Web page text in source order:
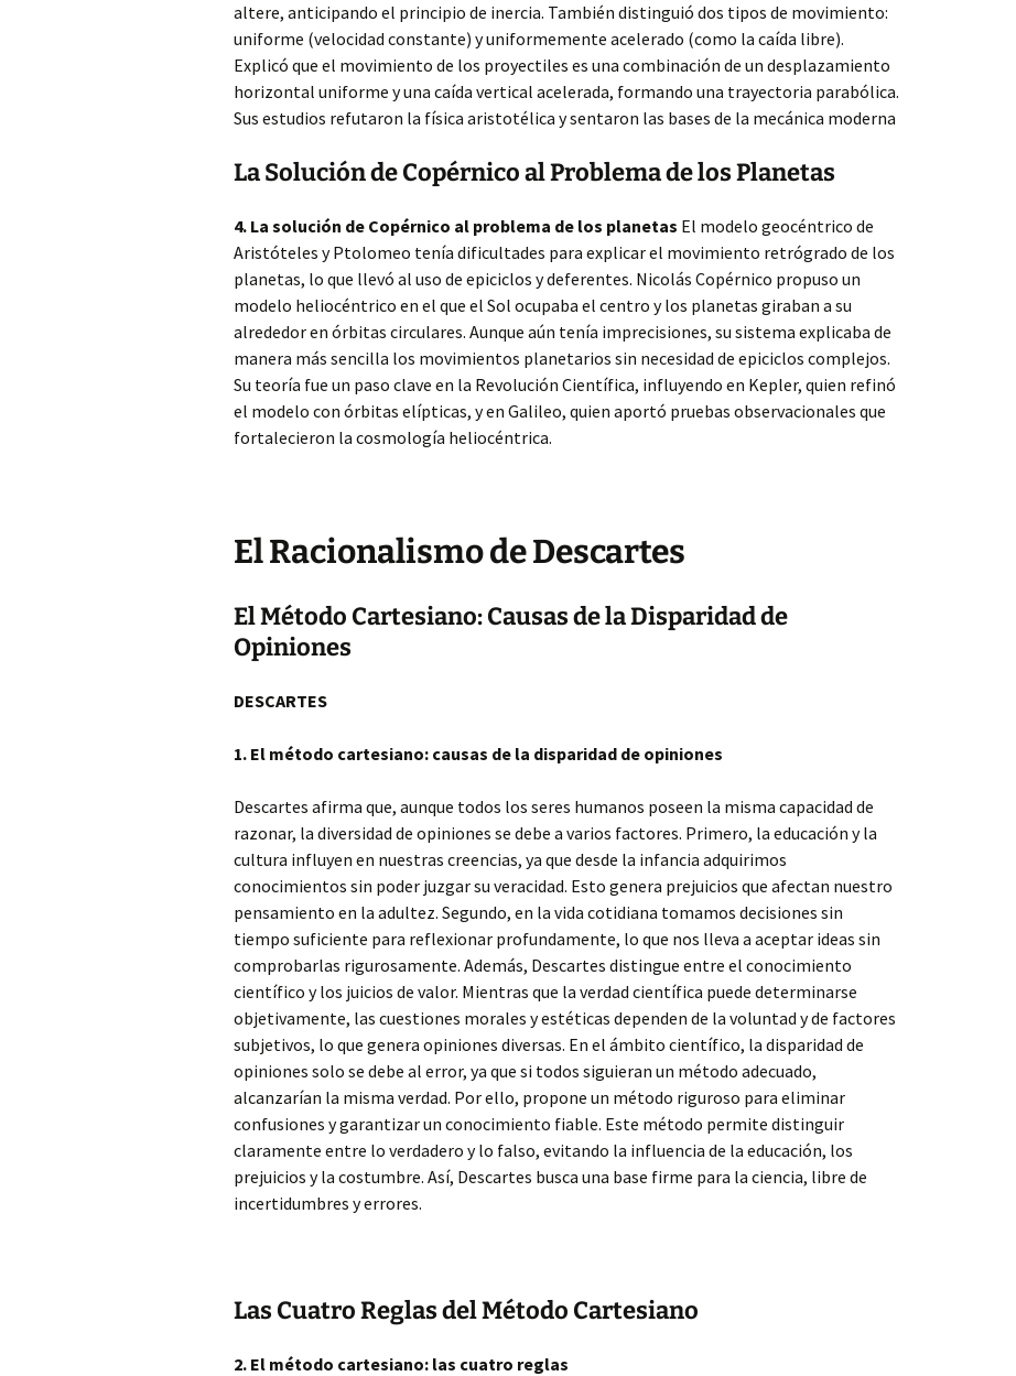
altere, anticipando el principio de inercia. También distinguió dos tipos de movimiento:
uniforme (velocidad constante) y uniformemente acelerado (como la caída libre).
Explicó que el movimiento de los proyectiles es una combinación de un desplazamiento
horizontal uniforme y una caída vertical acelerada, formando una trayectoria parabólica.
Sus estudios refutaron la física aristotélica y sentaron las bases de la mecánica moderna
La Solución de Copérnico al Problema de los Planetas
4. La solución de Copérnico al problema de los planetas El modelo geocéntrico de
Aristóteles y Ptolomeo tenía dificultades para explicar el movimiento retrógrado de los
planetas, lo que llevó al uso de epiciclos y deferentes. Nicolás Copérnico propuso un
modelo heliocéntrico en el que el Sol ocupaba el centro y los planetas giraban a su
alrededor en órbitas circulares. Aunque aún tenía imprecisiones, su sistema explicaba de
manera más sencilla los movimientos planetarios sin necesidad de epiciclos complejos.
Su teoría fue un paso clave en la Revolución Científica, influyendo en Kepler, quien refinó
el modelo con órbitas elípticas, y en Galileo, quien aportó pruebas observacionales que
fortalecieron la cosmología heliocéntrica.
El Racionalismo de Descartes
El Método Cartesiano: Causas de la Disparidad de
Opiniones
DESCARTES
1. El método cartesiano: causas de la disparidad de opiniones
Descartes afirma que, aunque todos los seres humanos poseen la misma capacidad de
razonar, la diversidad de opiniones se debe a varios factores. Primero, la educación y la
cultura influyen en nuestras creencias, ya que desde la infancia adquirimos
conocimientos sin poder juzgar su veracidad. Esto genera prejuicios que afectan nuestro
pensamiento en la adultez. Segundo, en la vida cotidiana tomamos decisiones sin
tiempo suficiente para reflexionar profundamente, lo que nos lleva a aceptar ideas sin
comprobarlas rigurosamente. Además, Descartes distingue entre el conocimiento
científico y los juicios de valor. Mientras que la verdad científica puede determinarse
objetivamente, las cuestiones morales y estéticas dependen de la voluntad y de factores
subjetivos, lo que genera opiniones diversas. En el ámbito científico, la disparidad de
opiniones solo se debe al error, ya que si todos siguieran un método adecuado,
alcanzarían la misma verdad. Por ello, propone un método riguroso para eliminar
confusiones y garantizar un conocimiento fiable. Este método permite distinguir
claramente entre lo verdadero y lo falso, evitando la influencia de la educación, los
prejuicios y la costumbre. Así, Descartes busca una base firme para la ciencia, libre de
incertidumbres y errores.
Las Cuatro Reglas del Método Cartesiano
2. El método cartesiano: las cuatro reglas